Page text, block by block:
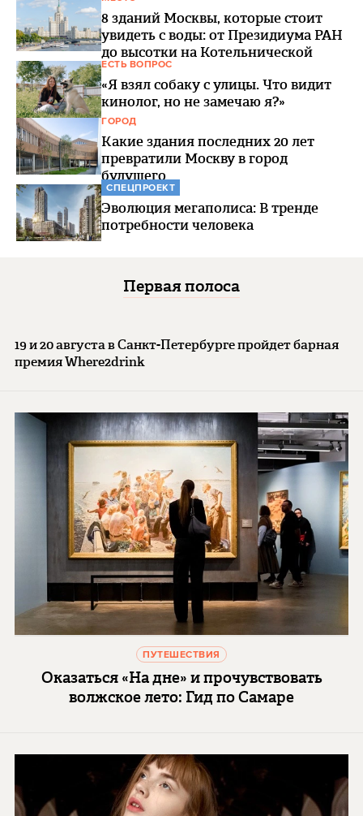
8 зданий Москвы, которые стоит
увидеть с воды: от Президиума РАН
до высотки на Котельнической
ЕСТЬ ВОПРОС
«Я взял собаку с улицы. Что видит
кинолог, но не замечаю я?»
ГОРОД
Какие здания последних 20 лет
превратили Москву в город
будущего
СПЕЦПРОЕКТ
Эволюция мегаполиса: В тренде
потребности человека
Первая полоса
19 и 20 августа в Санкт-Петербурге пройдет барная
премия Where2drink
ПУТЕШЕСТВИЯ
Оказаться «На дне» и прочувствовать
волжское лето: Гид по Самаре